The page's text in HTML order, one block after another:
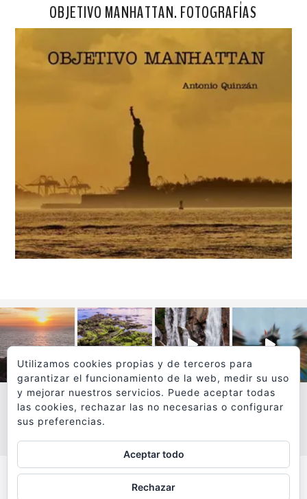
OBJETIVO MANHATTAN. FOTOGRAFÍAS
VER MÁS
Todos los textos y fotografías de
Utilizamos cookies propias y de terceros para
garantizar el funcionamiento de la web, medir su uso
y mejorar nuestros servicios. Puede aceptar todas
las cookies, rechazar las no necesarias o configurar
sus preferencias.
Aceptar todo
Rechazar